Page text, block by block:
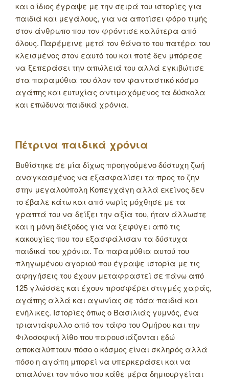
και ο ίδιος έγραψε με την σειρά του ιστορίες για
παιδιά και μεγάλους, για να αποτίσει φόρο τιμής
στον άνθρωπο που τον φρόντισε καλύτερα από
όλους. Παρέμεινε μετά τον θάνατο του πατέρα του
κλεισμένος στον εαυτό του και ποτέ δεν μπόρεσε
να ξεπεράσει την απώλειά του αλλά εγκιβώτισε
στα παραμύθια του όλον τον φανταστικό κόσμο
αγάπης και ευτυχίας αντιμαχόμενος τα δύσκολα
και επώδυνα παιδικά χρόνια.
Πέτρινα παιδικά χρόνια
Βυθίστηκε σε μία δίχως προηγούμενο δύστυχη ζωή
αναγκασμένος να εξασφαλίσει τα προς το ζην
στην μεγαλούπολη Κοπεγχάγη αλλά εκείνος δεν
το έβαλε κάτω και από νωρίς μόχθησε με τα
γραπτά του να δείξει την αξία του, ήταν άλλωστε
και η μόνη διέξοδος για να ξεφύγει από τις
κακουχίες που του εξασφάλισαν τα δύστυχα
παιδικά του χρόνια. Τα παραμύθια αυτού του
πληγωμένου αγοριού που έγραψε ιστορία με τις
αφηγήσεις του έχουν μεταφραστεί σε πάνω από
125 γλώσσες και έχουν προσφέρει στιγμές χαράς,
αγάπης αλλά και αγωνίας σε τόσα παιδιά και
ενήλικες. Ιστορίες όπως ο Βασιλιάς γυμνός, ένα
τριαντάφυλλο από τον τάφο του Ομήρου και την
Φιλοσοφική λίθο που παρουσιάζονται εδώ
αποκαλύπτουν πόσο ο κόσμος είναι σκληρός αλλά
πόσο η αγάπη μπορεί να υπερκεράσει και να
απαλύνει τον πόνο που κάθε μέρα δημιουργείται